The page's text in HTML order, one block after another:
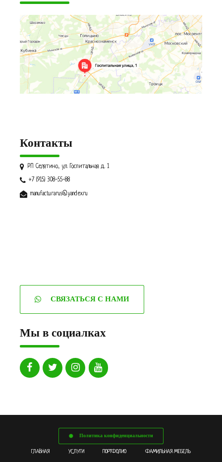
Контакты
РП Селятино, ул. Госпитальная д. 1
+7 (915) 308-55-88
manufacturarus@yandex.ru
СВЯЗАТЬСЯ С НАМИ
Мы в социалках
Политика конфиденциальности
ГЛАВНАЯ УСЛУГИ ПОРТФОЛИО ФАМИЛЬНАЯ МЕБЕЛЬ